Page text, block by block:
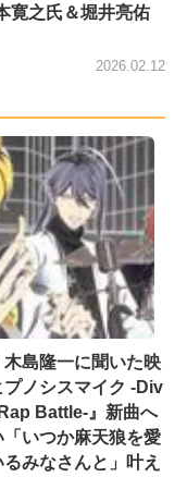
寛之氏＆堀井亮佑
2026.02.12
木島隆一に聞いた映
プノシスマイク -Div
Battle-』新曲へ
「いつか麻天狼を愛
るみなさんと」叶え